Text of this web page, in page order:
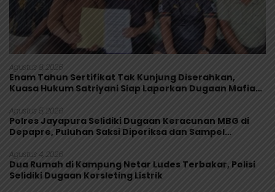
Agustus 8, 2026
Enam Tahun Sertifikat Tak Kunjung Diserahkan,
Kuasa Hukum Satriyani Siap Laporkan Dugaan Mafia
Agustus 5, 2026
Polres Jayapura Selidiki Dugaan Keracunan MBG di
Depapre, Puluhan Saksi Diperiksa dan Sampel
Agustus 4, 2026
Dua Rumah di Kampung Netar Ludes Terbakar, Polisi
Selidiki Dugaan Korsleting Listrik